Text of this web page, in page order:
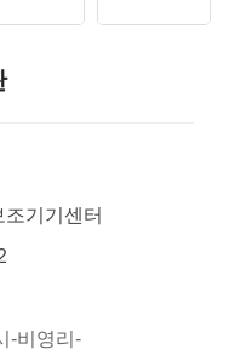
기기센터
-비영리-